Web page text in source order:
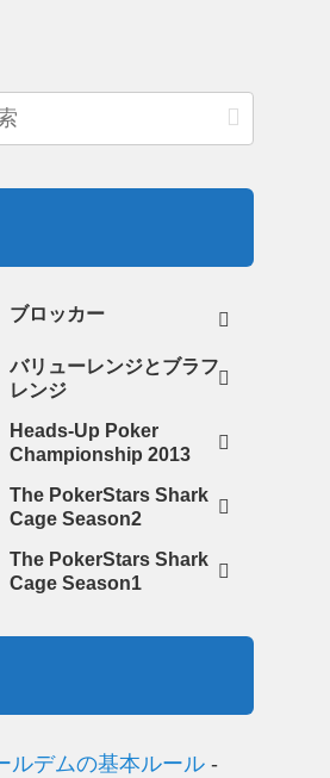
ブロッカー
バリューレンジとブラフ
レンジ
Heads-Up Poker
Championship 2013
The PokerStars Shark
Cage Season2
The PokerStars Shark
Cage Season1
ルデムの基本ルール -